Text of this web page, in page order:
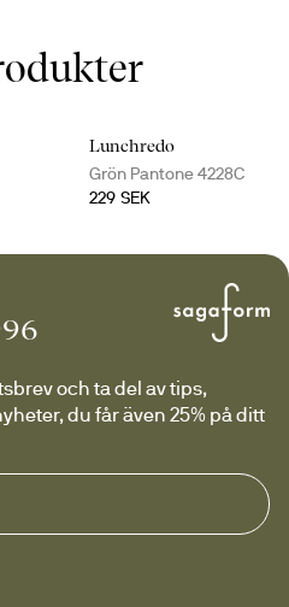
Lunchredo
Grön Pantone 4228C
229 SEK
och ta del av tips,
du får även 25% på ditt